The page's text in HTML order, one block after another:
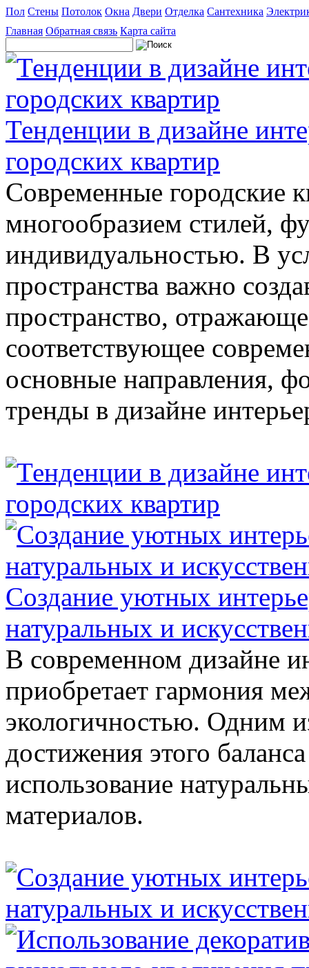
Пол Стены Потолок Окна Двери Отделка Сантехника
Главная Обратная связь Карта сайта
Тенденции в дизайне
городских квартир
Современные городские
многообразием стилей,
индивидуальностью. В
пространства важно
пространство,
соответствующее
основные направления,
тренды в дизайне
Создание уютных
натуральных и
В современном дизайне
приобретает гармония
экологичностью. Одним
достижения этого
использование
материалов.